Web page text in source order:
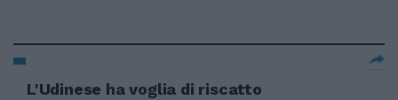
L'Udinese ha voglia di riscatto